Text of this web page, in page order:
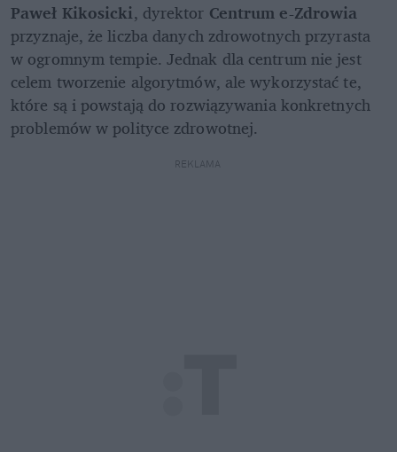
Paweł Kikosicki, dyrektor Centrum e-Zdrowia
przyznaje, że liczba danych zdrowotnych przyrasta
w ogromnym tempie. Jednak dla centrum nie jest
celem tworzenie algorytmów, ale wykorzystać te,
które są i powstają do rozwiązywania konkretnych
problemów w polityce zdrowotnej.
REKLAMA